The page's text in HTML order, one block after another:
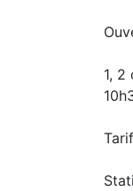
1, 2